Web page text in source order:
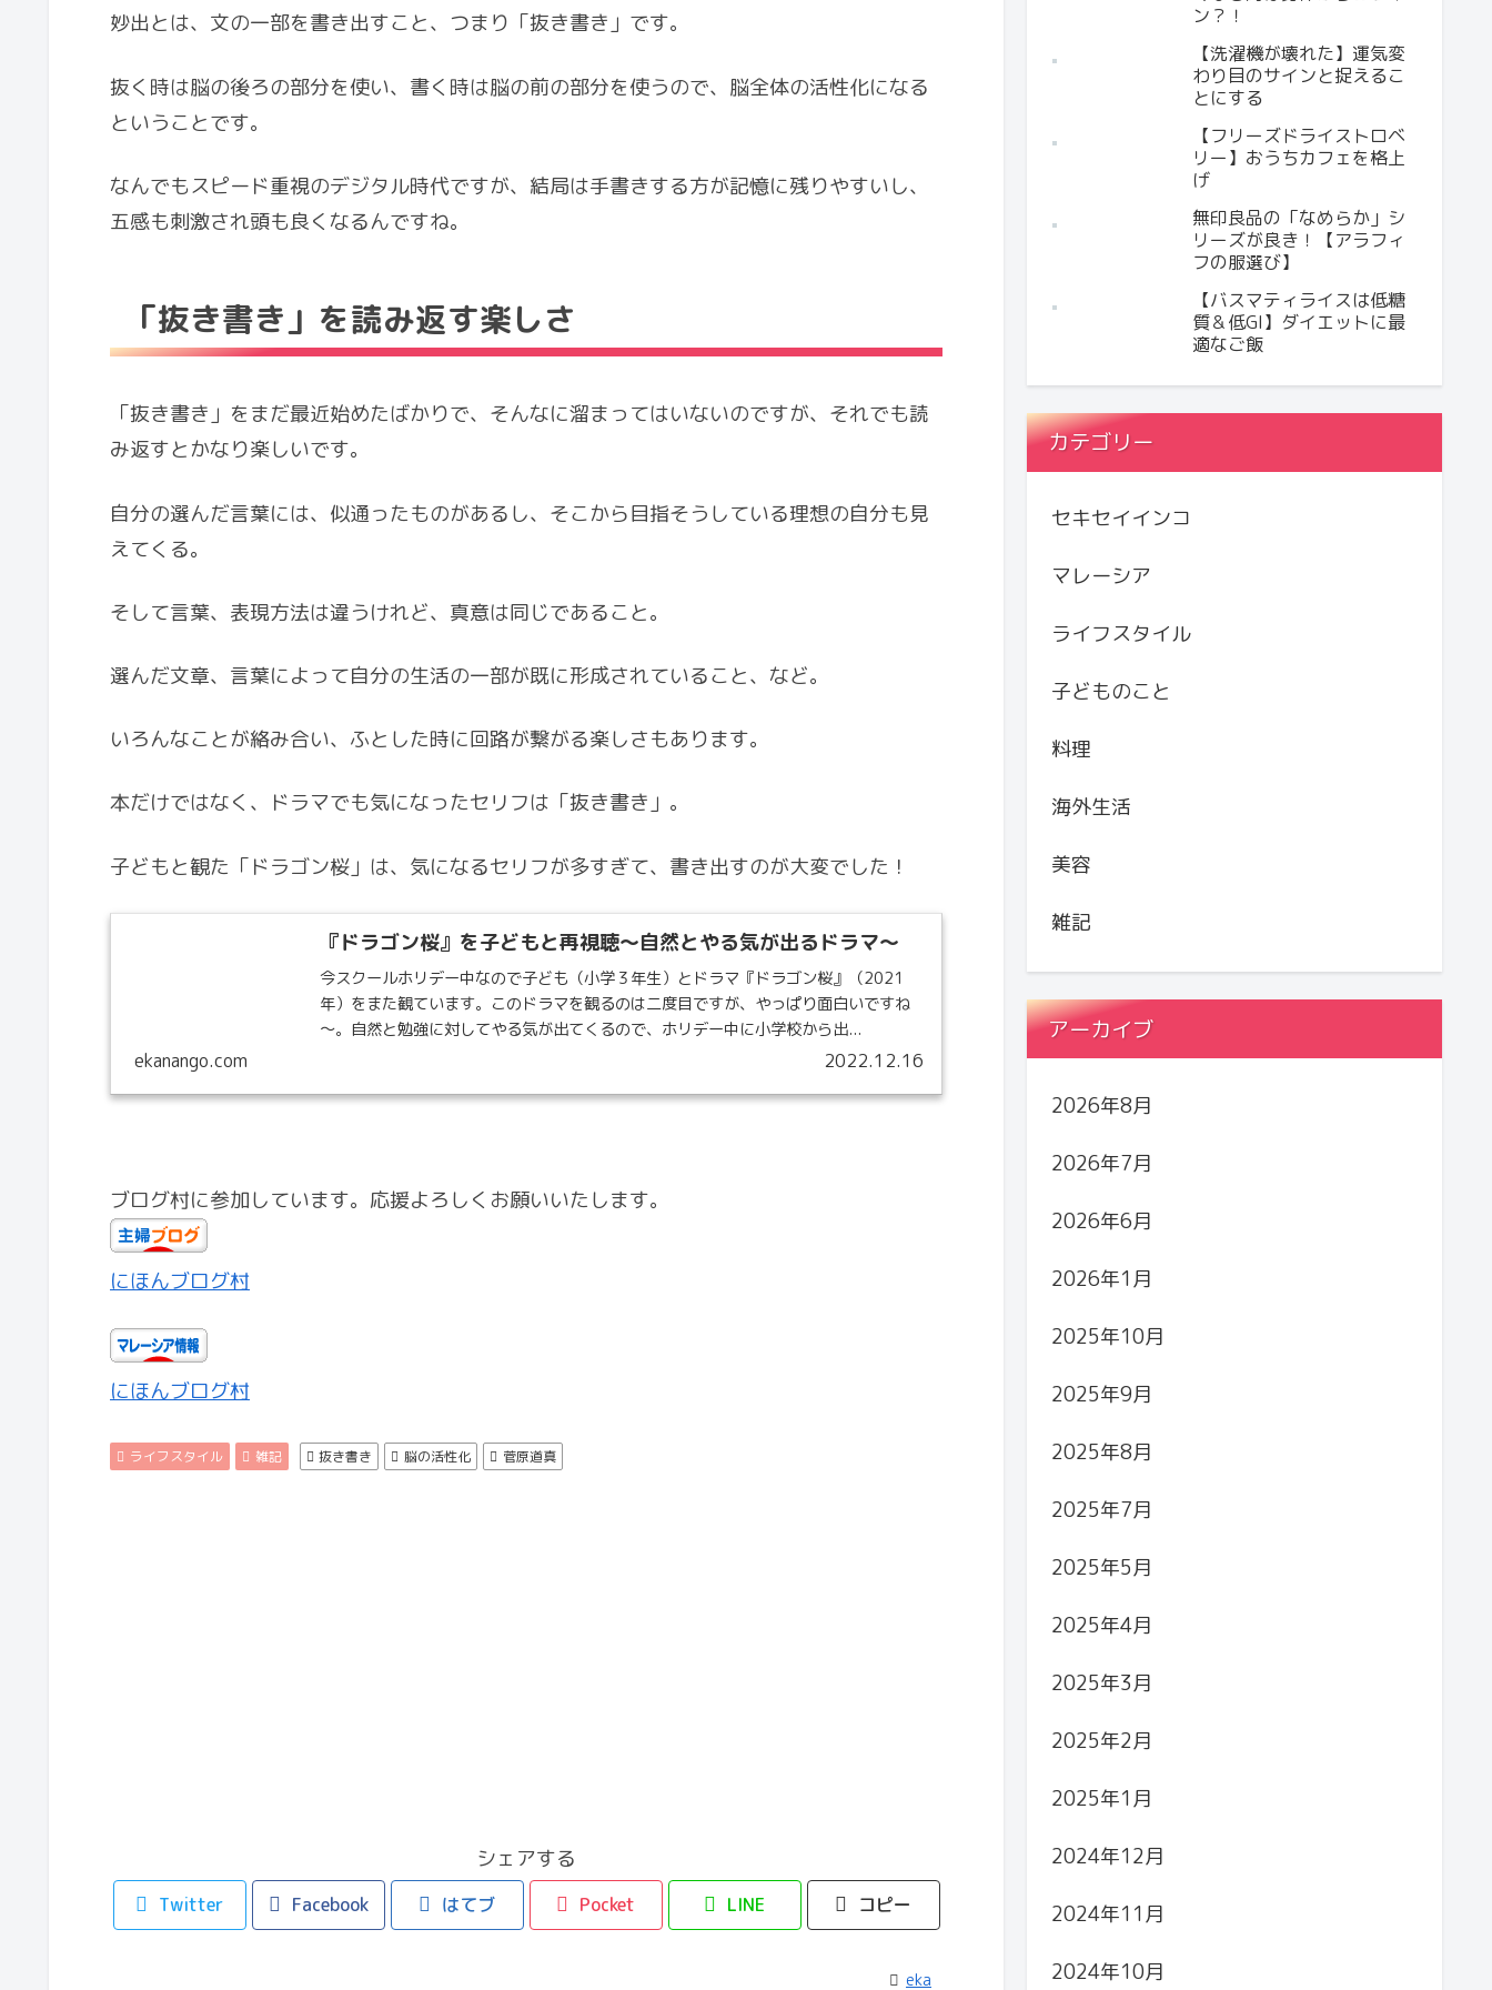
妙出とは、文の一部を書き出すこと、つまり「抜き書き」です。
抜く時は脳の後ろの部分を使い、書く時は脳の前の部分を使うので、脳全体の活性化になる
ということです。
なんでもスピード重視のデジタル時代ですが、結局は手書きする方が記憶に残りやすいし、
五感も刺激され頭も良くなるんですね。
「抜き書き」を読み返す楽しさ
「抜き書き」をまだ最近始めたばかりで、そんなに溜まってはいないのですが、それでも読
み返すとかなり楽しいです。
自分の選んだ言葉には、似通ったものがあるし、そこから目指そうしている理想の自分も見
えてくる。
そして言葉、表現方法は違うけれど、真意は同じであること。
選んだ文章、言葉によって自分の生活の一部が既に形成されていること、など。
いろんなことが絡み合い、ふとした時に回路が繋がる楽しさもあります。
本だけではなく、ドラマでも気になったセリフは「抜き書き」。
子どもと観た「ドラゴン桜」は、気になるセリフが多すぎて、書き出すのが大変でした！
『ドラゴン桜』を子どもと再視聴～自然とやる気が出るドラマ～
今スクールホリデー中なので子ども（小学３年生）とドラマ『ドラゴン桜』（2021
年）をまた観ています。このドラマを観るのは二度目ですが、やっぱり面白いですね
～。自然と勉強に対してやる気が出てくるので、ホリデー中に小学校から出...
ekanango.com 2022.12.16
ブログ村に参加しています。応援よろしくお願いいたします。
にほんブログ村
にほんブログ村
ライフスタイル 雑記 抜き書き 脳の活性化 菅原道真
シェアする
Twitter Facebook はてブ Pocket LINE コピー
eka
ン？！
【洗濯機が壊れた】運気変
わり目のサインと捉えるこ
とにする
【フリーズドライストロベ
リー】おうちカフェを格上
げ
無印良品の「なめらか」シ
リーズが良き！【アラフィ
フの服選び】
【バスマティライスは低糖
質＆低GI】ダイエットに最
適なご飯
カテゴリー
セキセイインコ
マレーシア
ライフスタイル
子どものこと
料理
海外生活
美容
雑記
アーカイブ
2026年8月
2026年7月
2026年6月
2026年1月
2025年10月
2025年9月
2025年8月
2025年7月
2025年5月
2025年4月
2025年3月
2025年2月
2025年1月
2024年12月
2024年11月
2024年10月